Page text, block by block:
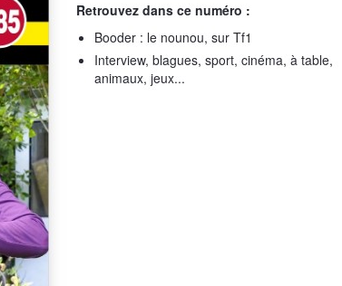
Retrouvez dans ce numéro :
Booder : le nounou, sur Tf1
Interview, blagues, sport, cinéma, à table,
animaux, jeux...